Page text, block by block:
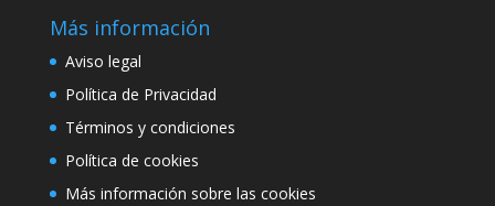
Más información
Aviso legal
Política de Privacidad
Términos y condiciones
Política de cookies
Más información sobre las cookies